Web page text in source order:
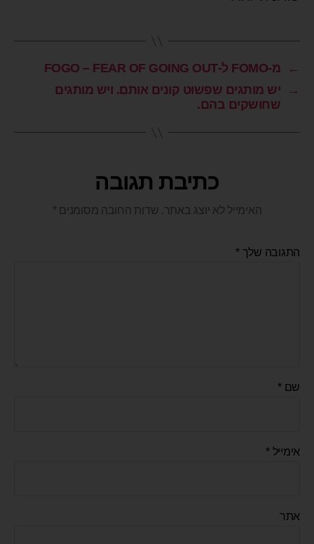
←
מ-FOMO ל-FOGO – FEAR OF GOING OUT
→
יש מותגים שפשוט קונים אותם. ויש מותגים
שחושקים בהם.
כתיבת תגובה
האימייל לא יוצג באתר. שדות החובה מסומנים *
התגובה שלך*
שם*
אימייל*
אתר